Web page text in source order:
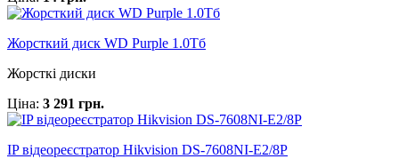
Жорсткий диск WD Purple 1.0Тб
Жорсткі диски
Ціна: 3 291 грн.
IP відеореєстратор Hikvision DS-7608NI-E2/8P